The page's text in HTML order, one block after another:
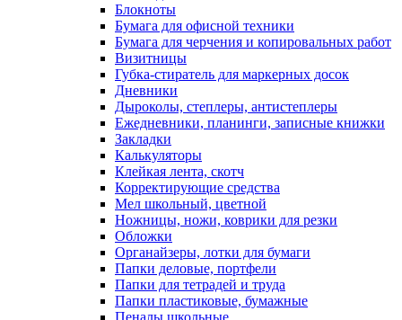
Блокноты
Бумага для офисной техники
Бумага для черчения и копировальных работ
Визитницы
Губка-стиратель для маркерных досок
Дневники
Дыроколы, степлеры, антистеплеры
Ежедневники, планинги, записные книжки
Закладки
Калькуляторы
Клейкая лента, скотч
Корректирующие средства
Мел школьный, цветной
Ножницы, ножи, коврики для резки
Обложки
Органайзеры, лотки для бумаги
Папки деловые, портфели
Папки для тетрадей и труда
Папки пластиковые, бумажные
Пеналы школьные